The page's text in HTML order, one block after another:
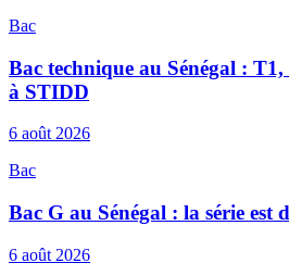
Bac
Bac technique au Sénégal : T1,
à STIDD
6 août 2026
Bac
Bac G au Sénégal : la série est
6 août 2026